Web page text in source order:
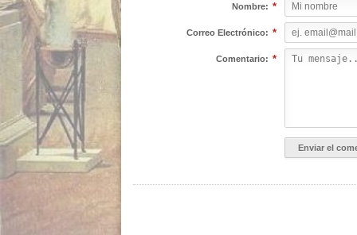
Nombre: *
Correo Electrónico: *
Comentario: *